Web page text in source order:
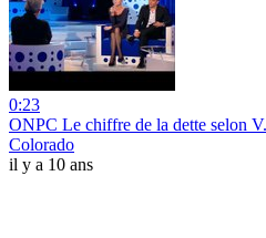
0:23
ONPC Le chiffre de la dette selon
Colorado
il y a 10 ans